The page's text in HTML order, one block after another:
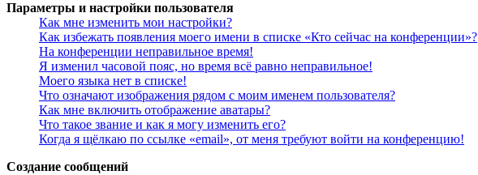
Параметры и настройки пользователя
Как мне изменить мои настройки?
Как избежать появления моего имени в списке «Кто сейчас на конференции»?
На конференции неправильное время!
Я изменил часовой пояс, но время всё равно неправильное!
Моего языка нет в списке!
Что означают изображения рядом с моим именем пользователя?
Как мне включить отображение аватары?
Что такое звание и как я могу изменить его?
Когда я щёлкаю по ссылке «email», от меня требуют войти на конференцию!
Создание сообщений